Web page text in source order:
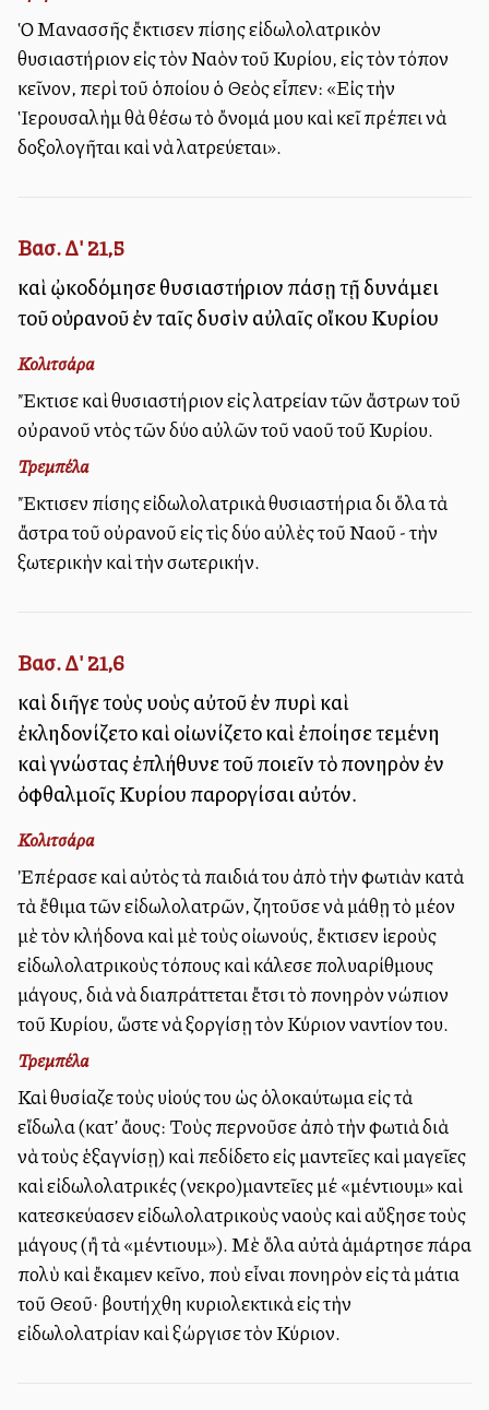
Ὁ Μανασσῆς ἔκτισεν ἐπίσης εἰδωλολατρικὸν
θυσιαστήριον εἰς τὸν Ναὸν τοῦ Κυρίου, εἰς τὸν τόπον
ἐκεῖνον, περὶ τοῦ ὁποίου ὁ Θεὸς εἶπεν: «Εἰς τὴν
Ἱερουσαλὴμ θὰ θέσω τὸ ὄνομά μου καὶ ἐκεῖ πρέπει νὰ
δοξολογῆται καὶ νὰ λατρεύεται».
Βασ. Δ' 21,5
καὶ ᾠκοδόμησε θυσιαστήριον πάσῃ τῇ δυνάμει
τοῦ οὐρανοῦ ἐν ταῖς δυσὶν αὐλαῖς οἴκου Κυρίου
Κολιτσάρα
Ἔκτισε καὶ θυσιαστήριον εἰς λατρείαν τῶν ἄστρων τοῦ
οὐρανοῦ ἐντὸς τῶν δύο αὐλῶν τοῦ ναοῦ τοῦ Κυρίου.
Τρεμπέλα
Ἔκτισεν ἐπίσης εἰδωλολατρικὰ θυσιαστήρια δι ὅλα τὰ
ἄστρα τοῦ οὐρανοῦ εἰς τὶς δύο αὐλὲς τοῦ Ναοῦ - τὴν
ἐξωτερικὴν καὶ τὴν ἐσωτερικήν.
Βασ. Δ' 21,6
καὶ διῆγε τοὺς υἱοὺς αὐτοῦ ἐν πυρὶ καὶ
ἐκληδονίζετο καὶ οἰωνίζετο καὶ ἐποίησε τεμένη
καὶ γνώστας ἐπλήθυνε τοῦ ποιεῖν τὸ πονηρὸν ἐν
ὀφθαλμοῖς Κυρίου παροργίσαι αὐτόν.
Κολιτσάρα
Ἐπέρασε καὶ αὐτὸς τὰ παιδιά του ἀπὸ τὴν φωτιὰν κατὰ
τὰ ἔθιμα τῶν εἰδωλολατρῶν, ἐζητοῦσε νὰ μάθῃ τὸ μέλλον
μὲ τὸν κλήδονα καὶ μὲ τοὺς οἰωνούς, ἔκτισεν ἱεροὺς
εἰδωλολατρικοὺς τόπους καὶ ἐκάλεσε πολυαρίθμους
μάγους, διὰ νὰ διαπράττεται ἔτσι τὸ πονηρὸν ἐνώπιον
τοῦ Κυρίου, ὥστε νὰ ἐξοργίσῃ τὸν Κύριον ἐναντίον του.
Τρεμπέλα
Καὶ ἐθυσίαζε τοὺς υἱούς του ὡς ὁλοκαύτωμα εἰς τὰ
εἴδωλα (κατ’ ἄλλους: Τοὺς ἐπερνοῦσε ἀπὸ τὴν φωτιὰ διὰ
νὰ τοὺς ἑξαγνίσῃ) καὶ ἐπεδίδετο εἰς μαντεῖες καὶ μαγεῖες
καὶ εἰδωλολατρικές (νεκρο)μαντεῖες μέ «μέντιουμ» καὶ
κατεσκεύασεν εἰδωλολατρικοὺς ναοὺς καὶ αὔξησε τοὺς
μάγους (ἢ τὰ «μέντιουμ»). Μὲ ὅλα αὐτὰ ἁμάρτησε πάρα
πολὺ καὶ ἔκαμεν ἐκεῖνο, ποὺ εἶναι πονηρὸν εἰς τὰ μάτια
τοῦ Θεοῦ· ἐβουτήχθη κυριολεκτικὰ εἰς τὴν
εἰδωλολατρίαν καὶ ἐξώργισε τὸν Κύριον.